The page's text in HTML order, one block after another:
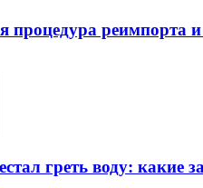
процедура реимпорта и
греть воду: какие